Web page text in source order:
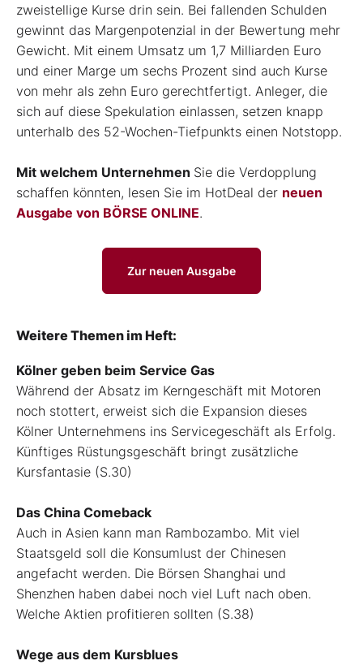
zweistellige Kurse drin sein. Bei fallenden Schulden
gewinnt das Margenpotenzial in der Bewertung mehr
Gewicht. Mit einem Umsatz um 1,7 Milliarden Euro
und einer Marge um sechs Prozent sind auch Kurse
von mehr als zehn Euro gerechtfertigt. Anleger, die
sich auf diese Spekulation einlassen, setzen knapp
unterhalb des 52-Wochen-Tiefpunkts einen Notstopp.
Mit welchem Unternehmen Sie die Verdopplung
schaffen könnten, lesen Sie im HotDeal der neuen
Ausgabe von BÖRSE ONLINE.
Zur neuen Ausgabe
Weitere Themen im Heft:
Kölner geben beim Service Gas
Während der Absatz im Kerngeschäft mit Motoren
noch stottert, erweist sich die Expansion dieses
Kölner Unternehmens ins Servicegeschäft als Erfolg.
Künftiges Rüstungsgeschäft bringt zusätzliche
Kursfantasie (S.30)
Das China Comeback
Auch in Asien kann man Rambozambo. Mit viel
Staatsgeld soll die Konsumlust der Chinesen
angefacht werden. Die Börsen Shanghai und
Shenzhen haben dabei noch viel Luft nach oben.
Welche Aktien profitieren sollten (S.38)
Wege aus dem Kursblues